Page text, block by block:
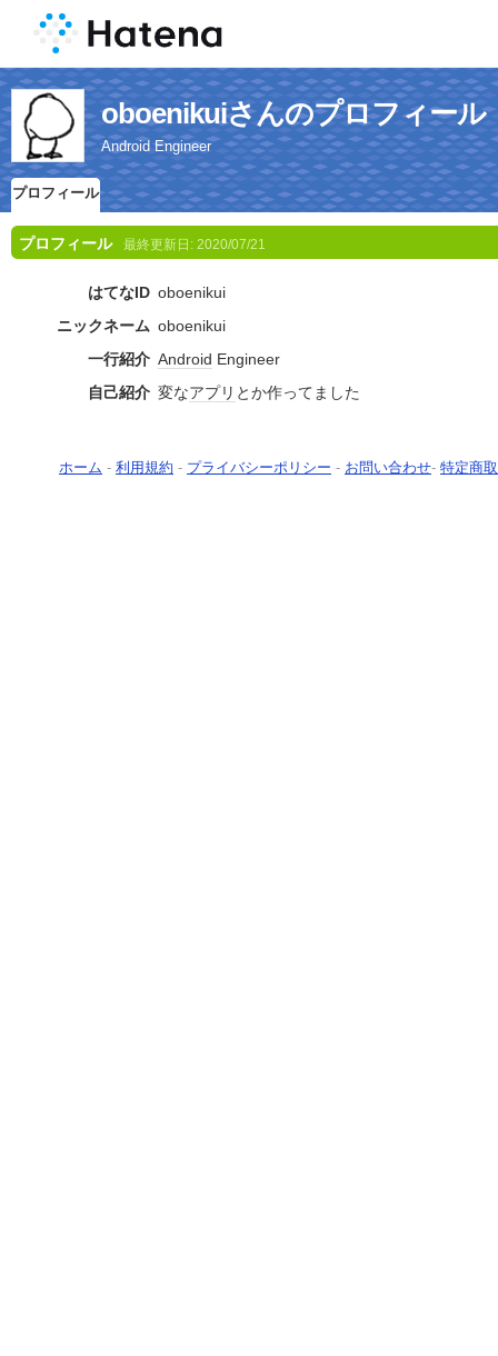
oboenikuiさんのプロフィール
Android Engineer
プロフィール
プロフィール 最終更新日: 2020/07/21
はてなID oboenikui
ニックネーム oboenikui
一行紹介 Android Engineer
自己紹介 変なアプリ とか作ってました
ホーム - 利用規約 - プライバシーポリシー - お問い合わせ- 特定商